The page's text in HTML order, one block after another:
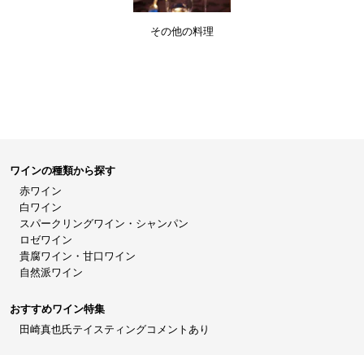
その他の料理
ワインの種類から探す
赤ワイン
白ワイン
スパークリングワイン・シャンパン
ロゼワイン
貴腐ワイン・甘口ワイン
自然派ワイン
おすすめワイン特集
田崎真也氏テイスティングコメントあり